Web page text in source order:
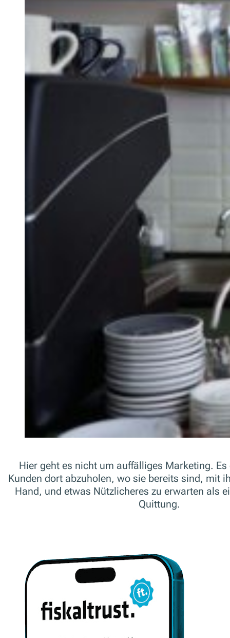
Hier geht es nicht um auffälliges Marketing.
Kunden dort abzuholen, wo sie bereits sind, mit
Hand, und etwas Nützlicheres zu erwarten als
Quittung.